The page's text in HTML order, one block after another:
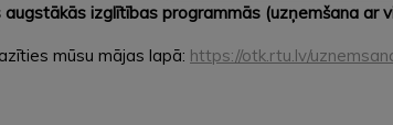
izglītības programmās (uzņemšana ar
mūsu mājas lapā: https://otk.rtu.lv/